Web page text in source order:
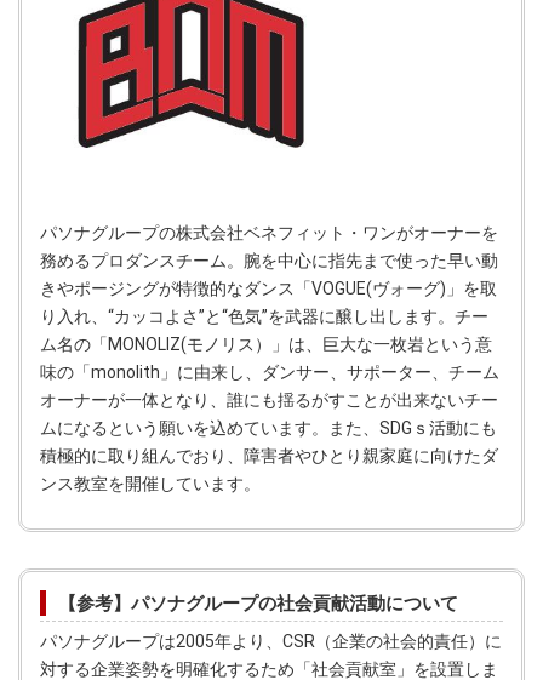
パソナグループの株式会社ベネフィット・ワンがオーナーを
務めるプロダンスチーム。腕を中心に指先まで使った早い動
きやポージングが特徴的なダンス「VOGUE(ヴォーグ)」を取
り入れ、“カッコよさ”と“色気”を武器に醸し出します。チー
ム名の「MONOLIZ(モノリス）」は、巨大な一枚岩という意
味の「monolith」に由来し、ダンサー、サポーター、チーム
オーナーが一体となり、誰にも揺るがすことが出来ないチー
ムになるという願いを込めています。また、SDGｓ活動にも
積極的に取り組んでおり、障害者やひとり親家庭に向けたダ
ンス教室を開催しています。
【参考】パソナグループの社会貢献活動について
パソナグループは2005年より、CSR（企業の社会的責任）に
対する企業姿勢を明確化するため「社会貢献室」を設置しま